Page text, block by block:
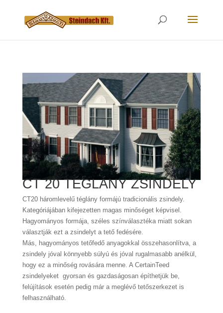
CT 20 TÉGLÁNY ZSINDELY
CT20 háromlevelű téglány formájú tradicionális zsindely.
Kategóriájában kifejezetten magas minőséget képvisel.
Hagyományos formája, széles színválasztéka miatt sokan
választják ezt a zsindelyt a tető fedésére.
Más, hagyományos tetőfedő anyagokkal összehasonlítva, a
zsindely jóval könnyebb súlyú és jóval rugalmasabb anélkül,
hogy ez a minőség rovására menne. A CertainTeed
zsindelyeket gyorsan és gazdaságosan építhetjük be,
felújítások esetén pedig már a meglévő tetőszerkezet is
felhasználható.